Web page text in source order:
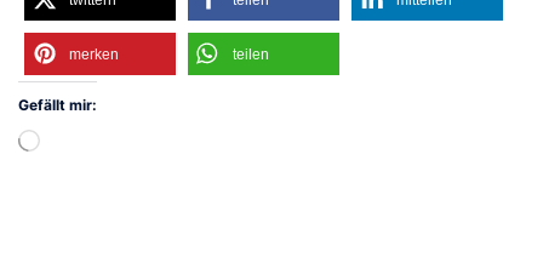
merken teilen
Gefällt mir:
Wird